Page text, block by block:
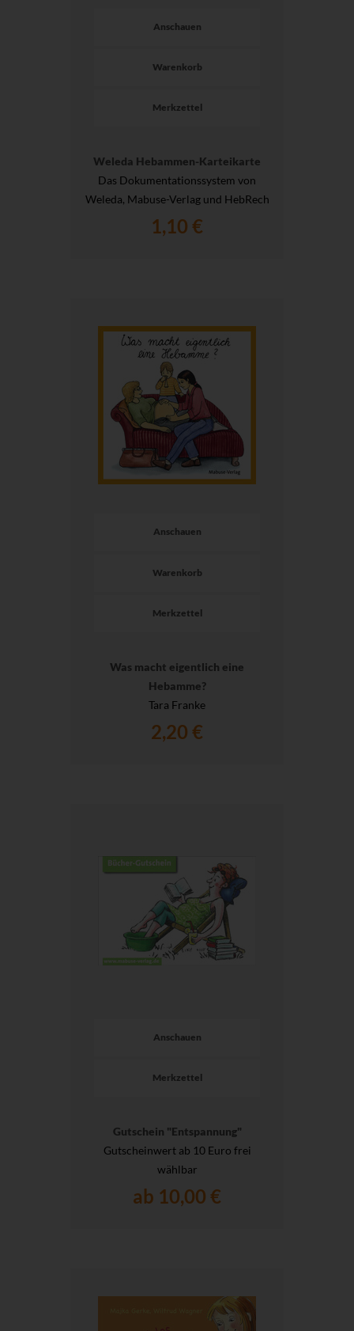
Anschauen
Warenkorb
Merkzettel
Weleda Hebammen-Karteikarte
Das Dokumentationssystem von
Weleda, Mabuse-Verlag und HebRech
1,10 €
Anschauen
Warenkorb
Merkzettel
Was macht eigentlich eine
Hebamme?
Tara Franke
2,20 €
Anschauen
Merkzettel
Gutschein "Entspannung"
Gutscheinwert ab 10 Euro frei
wählbar
ab 10,00 €